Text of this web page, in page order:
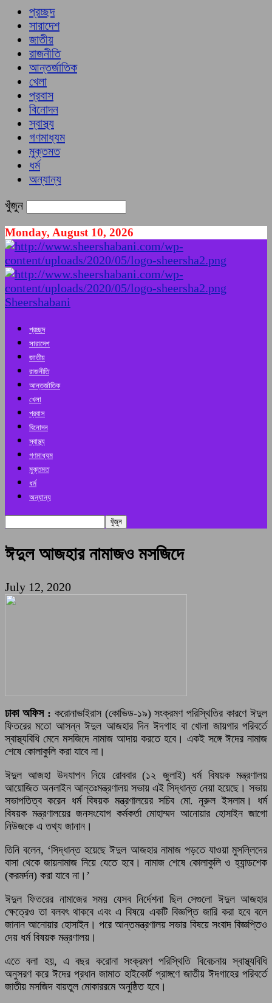
প্রচ্ছদ
সারাদেশ
জাতীয়
রাজনীতি
আন্তর্জাতিক
খেলা
প্রবাস
বিনোদন
স্বাস্থ্য
গণমাধ্যম
মুক্তমত
ধর্ম
অন্যান্য
খুঁজুন
Monday, August 10, 2026
Sheershabani
প্রচ্ছদ
সারাদেশ
জাতীয়
রাজনীতি
আন্তর্জাতিক
খেলা
প্রবাস
বিনোদন
স্বাস্থ্য
গণমাধ্যম
মুক্তমত
ধর্ম
অন্যান্য
ঈদুল আজহার নামাজও মসজিদে
July 12, 2020
ঢাকা অফিস : করোনাভাইরাস (কোভিড-১৯) সংক্রমণ পরিস্থিতির কারণে ঈদুল
ফিতরের মতো আসন্ন ঈদুল আজহার দিন ঈদগাহ বা খোলা জায়গার পরিবর্তে
স্বাস্থ্যবিধি মেনে মসজিদে নামাজ আদায় করতে হবে। একই সঙ্গে ঈদের নামাজ
শেষে কোলাকুলি করা যাবে না।
ঈদুল আজহা উদযাপন নিয়ে রোববার (১২ জুলাই) ধর্ম বিষয়ক মন্ত্রণালয়
আয়োজিত অনলাইন আন্তঃমন্ত্রণালয় সভায় এই সিদ্ধান্ত নেয়া হয়েছে। সভায়
সভাপতিত্ব করেন ধর্ম বিষয়ক মন্ত্রণালয়ের সচিব মো. নূরুল ইসলাম। ধর্ম
বিষয়ক মন্ত্রণালয়ের জনসংযোগ কর্মকর্তা মোহাম্মদ আনোয়ার হোসাইন জাগো
নিউজকে এ তথ্য জানান।
তিনি বলেন, ‘সিদ্ধান্ত হয়েছে ঈদুল আজহার নামাজ পড়তে যাওয়া মুসল্লিদের
বাসা থেকে জায়নামাজ নিয়ে যেতে হবে। নামাজ শেষে কোলাকুলি ও হ্যান্ডশেক
(করমর্দন) করা যাবে না।’
ঈদুল ফিতরের নামাজের সময় যেসব নির্দেশনা ছিল সেগুলো ঈদুল আজহার
ক্ষেত্রেও তা বলবৎ থাকবে এবং এ বিষয়ে একটি বিজ্ঞপ্তি জারি করা হবে বলে
জানান আনোয়ার হোসাইন। পরে আন্তমন্ত্রণালয় সভার বিষয়ে সংবাদ বিজ্ঞপ্তিও
দেয় ধর্ম বিষয়ক মন্ত্রণালয়।
এতে বলা হয়, এ বছর করোনা সংক্রমণ পরিস্থিতি বিবেচনায় স্বাস্থ্যবিধি
অনুসরণ করে ঈদের প্রধান জামাত হাইকোর্ট প্রাঙ্গণে জাতীয় ঈদগাহের পরিবর্তে
জাতীয় মসজিদ বায়তুল মোকাররমে অনুষ্ঠিত হবে।